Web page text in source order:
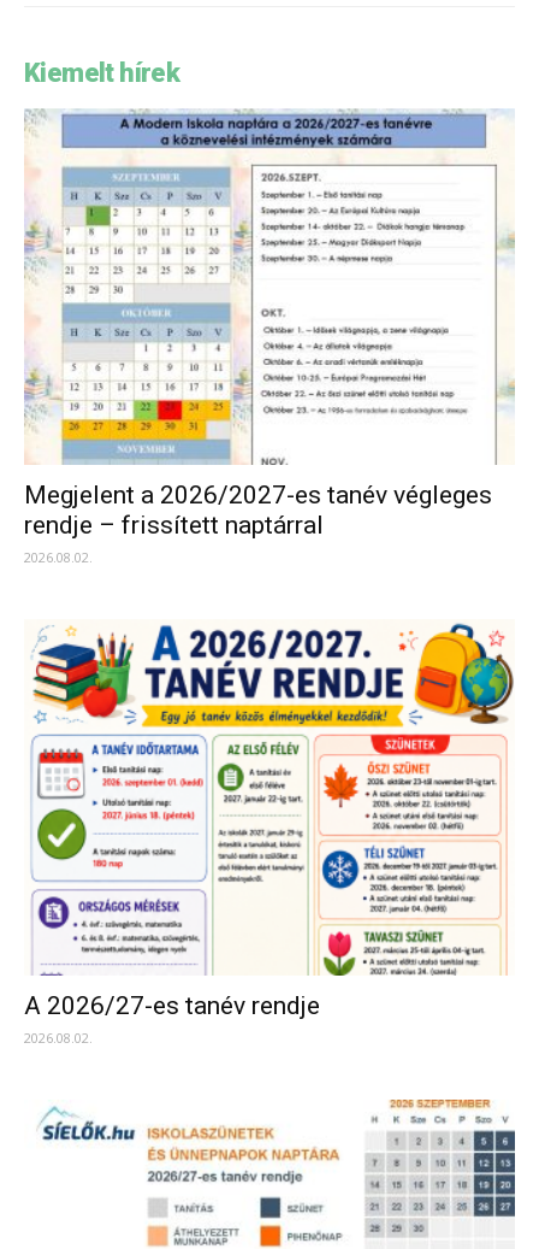
Kiemelt hírek
Megjelent a 2026/2027-es tanév végleges
rendje – frissített naptárral
2026.08.02.
A 2026/27-es tanév rendje
2026.08.02.